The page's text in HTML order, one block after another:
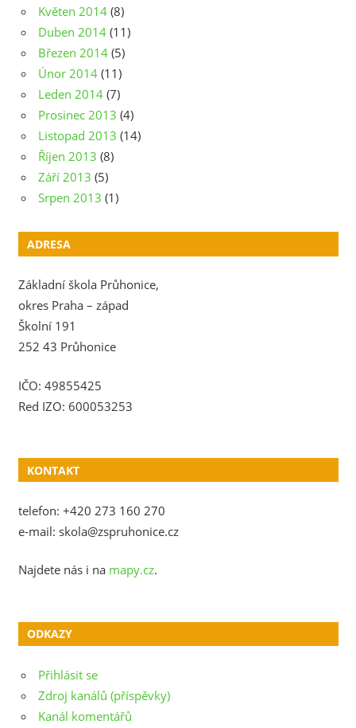
Květen 2014 (8)
Duben 2014 (11)
Březen 2014 (5)
Únor 2014 (11)
Leden 2014 (7)
Prosinec 2013 (4)
Listopad 2013 (14)
Říjen 2013 (8)
Září 2013 (5)
Srpen 2013 (1)
ADRESA
Základní škola Průhonice,
okres Praha – západ
Školní 191
252 43 Průhonice
IČO: 49855425
Red IZO: 600053253
KONTAKT
telefon: +420 273 160 270
e-mail: skola@zspruhonice.cz
Najdete nás i na mapy.cz.
ODKAZY
Přihlásit se
Zdroj kanálů (příspěvky)
Kanál komentářů